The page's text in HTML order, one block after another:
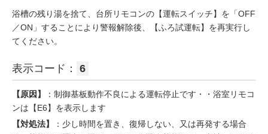
浴槽の残り湯を捨て、台所リモコンの【運転スイッチ】を「OFF
／ON」することにより警報解除後、【ふろ試運転】を再実行し
てください。
表示コード： 6
【原因】
：制御基板動作不良による運転停止です・・浴室リモコ
ンは【E6】を表示します
【対処法】
：少し時間を置き、復帰しない、又は再発する場合